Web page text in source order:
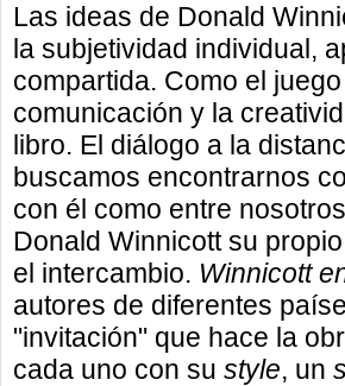
Las ideas de Donald
la subjetividad individual,
compartida. Como el
comunicación y la
libro. El diálogo a la
buscamos encontrarnos
con él como entre
Donald Winnicott su
el intercambio. Winnicott
autores de diferentes
"invitación" que hace la
cada uno con su style, un